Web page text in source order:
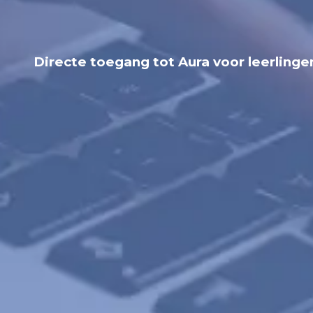
Directe toegang tot Aura voor